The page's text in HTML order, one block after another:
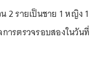
2 รายเป็นชาย 1 หญิง 1
ารตรวจรอบสองในวันที่